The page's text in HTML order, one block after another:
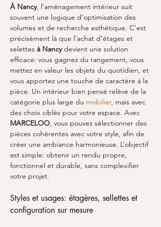
À Nancy, l’aménagement intérieur suit
souvent une logique d’optimisation des
volumes et de recherche esthétique. C’est
précisément là que l’achat d’étages et
selettes à Nancy devient une solution
efficace: vous gagnez du rangement, vous
mettez en valeur les objets du quotidien, et
vous apportez une touche de caractère à la
pièce. Un intérieur bien pensé relève de la
catégorie plus large du mobilier, mais avec
des choix ciblés pour votre espace. Avec
MARCELOO, vous pouvez sélectionner des
pièces cohérentes avec votre style, afin de
créer une ambiance harmonieuse. L’objectif
est simple: obtenir un rendu propre,
fonctionnel et durable, sans complexifier
votre projet.
Styles et usages: étagères, sellettes et
configuration sur mesure